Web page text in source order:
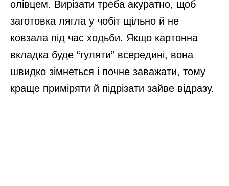
олівцем. Вирізати треба акуратно, щоб
заготовка лягла у чобіт щільно й не
ковзала під час ходьби. Якщо картонна
вкладка буде “гуляти” всередині, вона
швидко зімнеться і почне заважати, тому
краще приміряти й підрізати зайве відразу.